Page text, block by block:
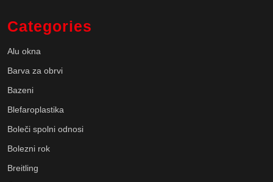
Categories
Alu okna
Barva za obrvi
Bazeni
Blefaroplastika
Boleči spolni odnosi
Bolezni rok
Breitling